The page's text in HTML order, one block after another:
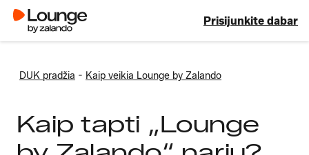
Prisijunkite dabar
DUK pradžia - Kaip veikia Lounge by Zalando
Kaip tapti „Lounge